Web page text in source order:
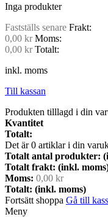
Inga produkter
Fastställs senare Frakt:
0,00 kr Moms:
0,00 kr Totalt:
inkl. moms
Till kassan
Produkten tilllagd i din
Kvantitet
Totalt:
Det är0 artiklar i din
Totalt antal produkter:
Totalt frakt: (inkl.
Moms: 0,00 kr
Totalt: (inkl. moms)
Fortsätt shoppa Gå till
Meny